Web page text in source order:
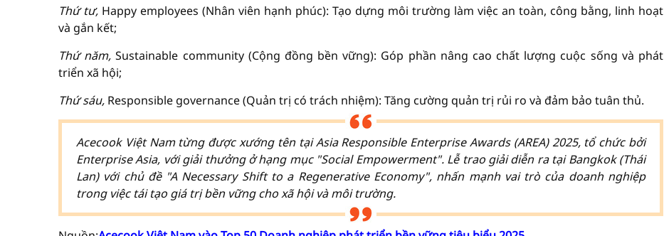
Thứ tư, Happy employees (Nhân viên hạnh phúc): Tạo dựng môi trường làm việc an toàn, công bằng, linh hoạt
và gắn kết;
Thứ năm, Sustainable community (Cộng đồng bền vững): Góp phần nâng cao chất lượng cuộc sống và phát
triển xã hội;
Thứ sáu, Responsible governance (Quản trị có trách nhiệm): Tăng cường quản trị rủi ro và đảm bảo tuân thủ.
Acecook Việt Nam từng được xướng tên tại Asia Responsible Enterprise Awards (AREA) 2025, tổ chức bởi
Enterprise Asia, với giải thưởng ở hạng mục "Social Empowerment". Lễ trao giải diễn ra tại Bangkok (Thái
Lan) với chủ đề "A Necessary Shift to a Regenerative Economy", nhấn mạnh vai trò của doanh nghiệp
trong việc tái tạo giá trị bền vững cho xã hội và môi trường.